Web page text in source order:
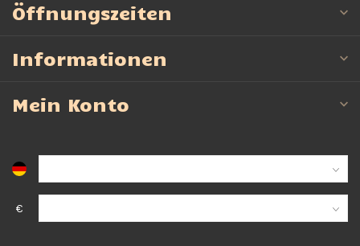
Öffnungszeiten
Informationen
Mein Konto
€